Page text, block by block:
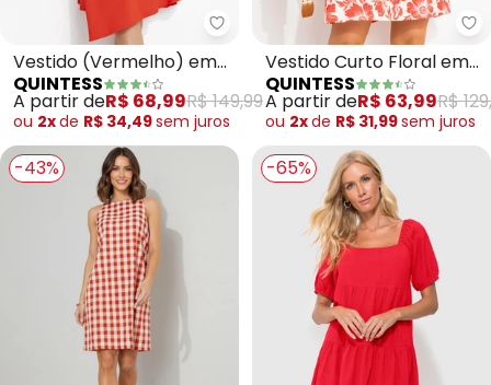
Quintess - Vestido (Vermelho)
Vestido (Vermelho) em
Malha Crepe
QUINTESS
A partir deR$ 68,99R$ 149,99
ou 2xde R$ 34,49sem juros
Vestido Curto Floral em
Malha Fria com Manga
Bufante e Amarração
QUINTESS
A partir deR$ 63,99R$
ou 2xde R$ 31,99sem juros
-43% -65%